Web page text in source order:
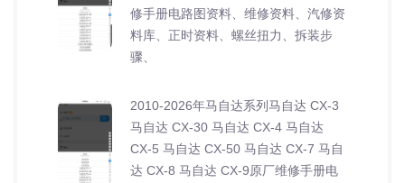
修手册电路图资料、维修资料、汽修资
料库、正时资料、螺丝扭力、拆装步
骤、
2010-2026年马自达系列马自达 CX-3
马自达 CX-30 马自达 CX-4 马自达
CX-5 马自达 CX-50 马自达 CX-7 马自
达 CX-8 马自达 CX-9原厂维修手册电